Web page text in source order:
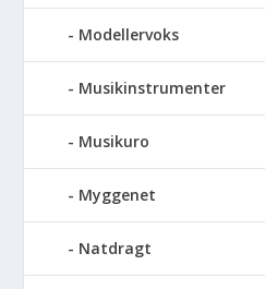
Modellervoks
Musikinstrumenter
Musikuro
Myggenet
Natdragt